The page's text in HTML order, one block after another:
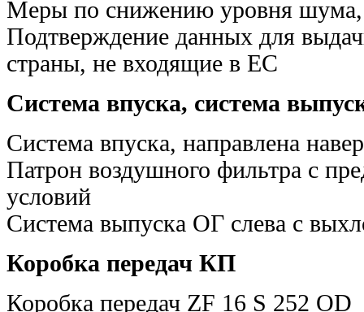
Меры по снижению уровня
Подтверждение данных для
страны, не входящие в ЕС
Система впуска, система
Система впуска, направлена
Патрон воздушного фильтра с
условий
Система выпуска ОГ слева с
Коробка передач КП
Коробка передач ZF 16 S 252 OD